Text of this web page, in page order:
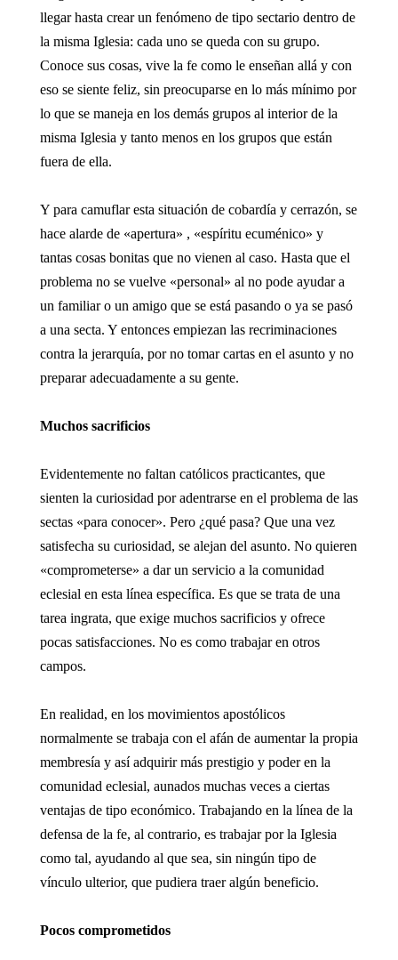
llegar hasta crear un fenómeno de tipo sectario dentro de
la misma Iglesia: cada uno se queda con su grupo.
Conoce sus cosas, vive la fe como le enseñan allá y con
eso se siente feliz, sin preocuparse en lo más mínimo por
lo que se maneja en los demás grupos al interior de la
misma Iglesia y tanto menos en los grupos que están
fuera de ella.
Y para camuflar esta situación de cobardía y cerrazón, se
hace alarde de «apertura» , «espíritu ecuménico» y
tantas cosas bonitas que no vienen al caso. Hasta que el
problema no se vuelve «personal» al no pode ayudar a
un familiar o un amigo que se está pasando o ya se pasó
a una secta. Y entonces empiezan las recriminaciones
contra la jerarquía, por no tomar cartas en el asunto y no
preparar adecuadamente a su gente.
Muchos sacrificios
Evidentemente no faltan católicos practicantes, que
sienten la curiosidad por adentrarse en el problema de las
sectas «para conocer». Pero ¿qué pasa? Que una vez
satisfecha su curiosidad, se alejan del asunto. No quieren
«comprometerse» a dar un servicio a la comunidad
eclesial en esta línea específica. Es que se trata de una
tarea ingrata, que exige muchos sacrificios y ofrece
pocas satisfacciones. No es como trabajar en otros
campos.
En realidad, en los movimientos apostólicos
normalmente se trabaja con el afán de aumentar la propia
membresía y así adquirir más prestigio y poder en la
comunidad eclesial, aunados muchas veces a ciertas
ventajas de tipo económico. Trabajando en la línea de la
defensa de la fe, al contrario, es trabajar por la Iglesia
como tal, ayudando al que sea, sin ningún tipo de
vínculo ulterior, que pudiera traer algún beneficio.
Pocos comprometidos